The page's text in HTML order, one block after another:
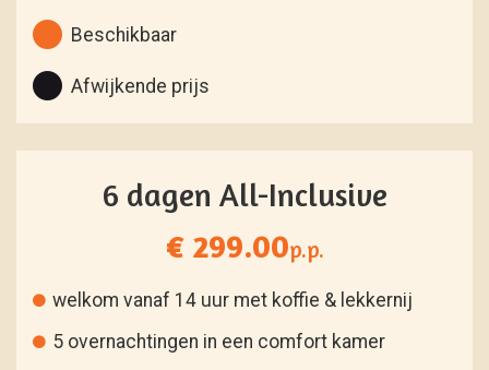
Beschikbaar
Afwijkende prijs
6 dagen All-Inclusive
€ 299.00p.p.
welkom vanaf 14 uur met koffie & lekkernij
5 overnachtingen in een comfort kamer